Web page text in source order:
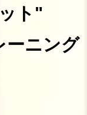
ト"
ーニング